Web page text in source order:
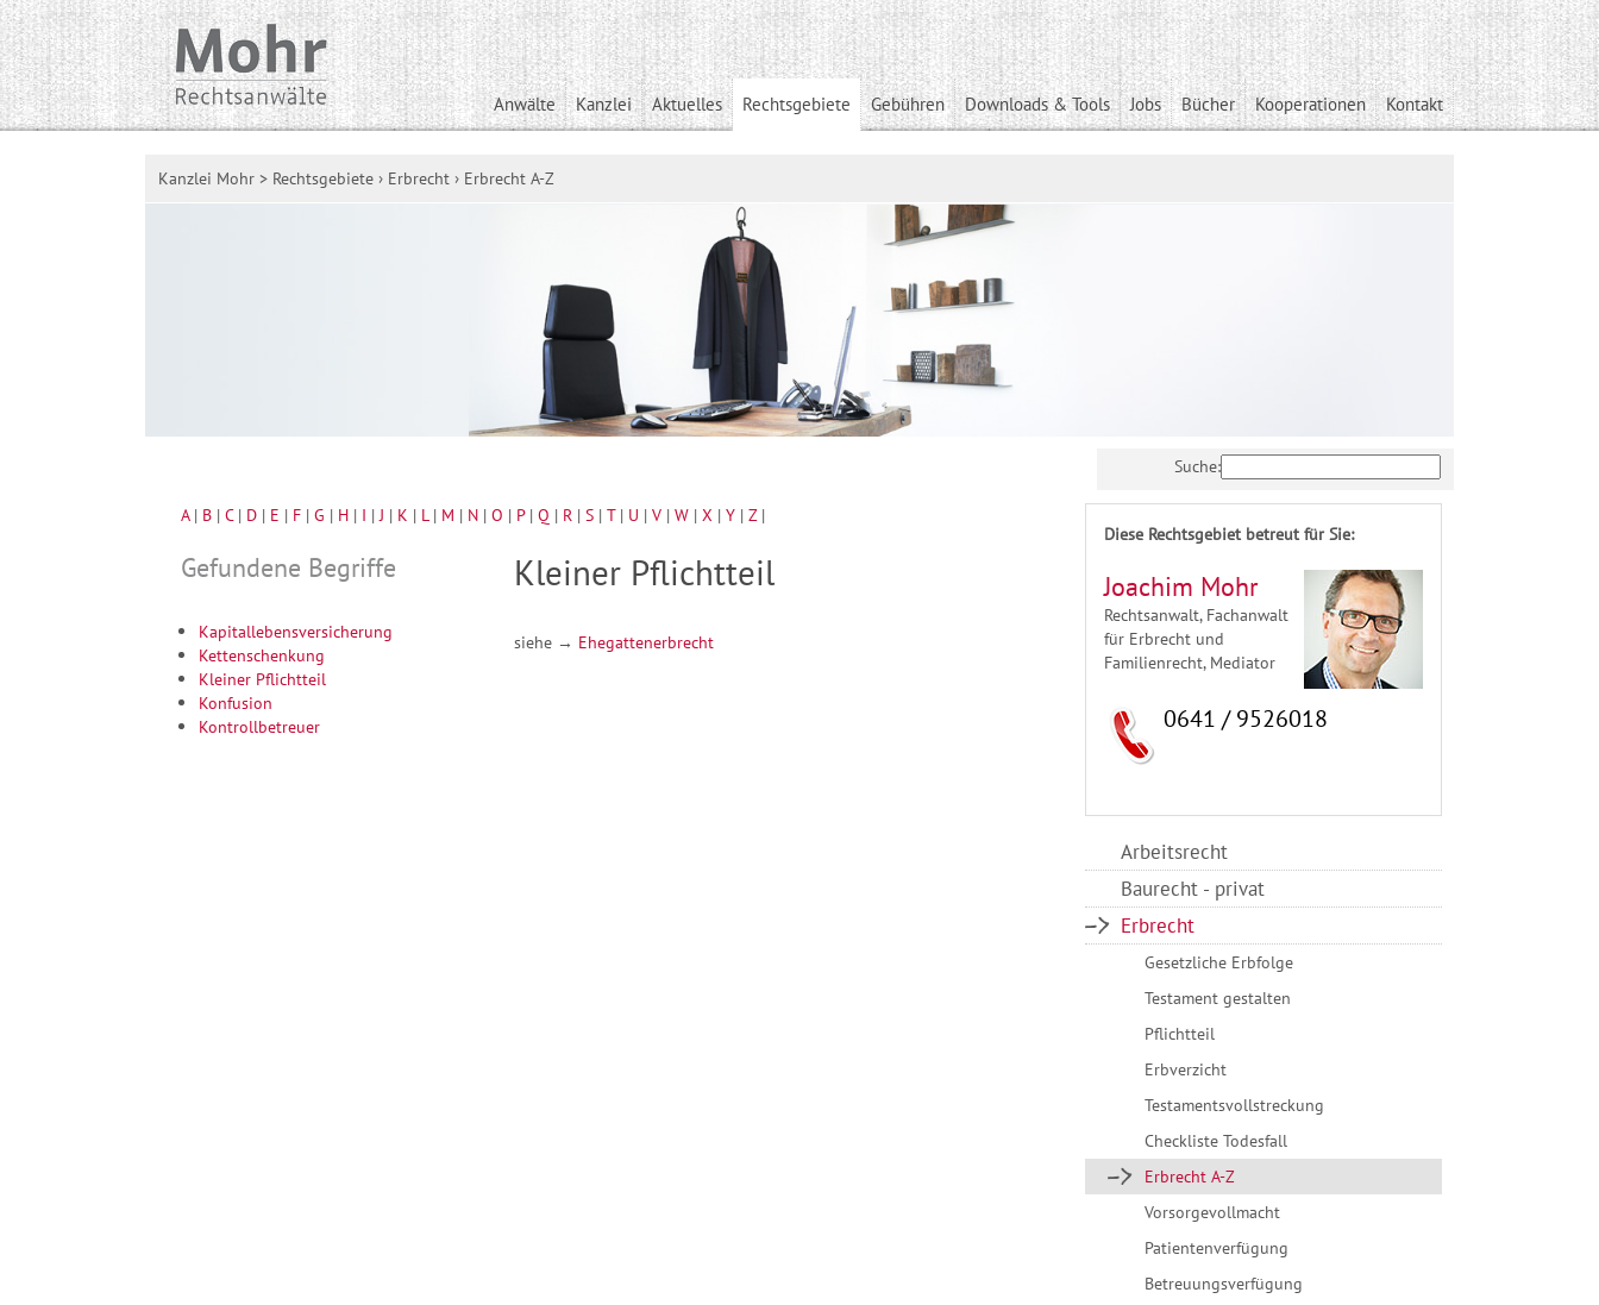
Anwälte Kanzlei Aktuelles Rechtsgebiete Gebühren Downloads & Tools Jobs Bücher Kooperationen Kontakt
Kanzlei Mohr > Rechtsgebiete › Erbrecht › Erbrecht A-Z
Suche:
A| B | C| D | E | F | G | H | I |J | K | L| M | N | O | P| Q | R | S | T| U | V | W | X | Y | Z|
Gefundene Begriffe
Kapitallebensversicherung
Kettenschenkung
Kleiner Pflichtteil
Konfusion
Kontrollbetreuer
Kleiner Pflichtteil
siehe → Ehegattenerbrecht
Diese Rechtsgebiet betreut für Sie:
Joachim Mohr
Rechtsanwalt, Fachanwalt
für Erbrecht und
Familienrecht, Mediator
0641 / 9526018
Arbeitsrecht
Baurecht - privat
Erbrecht
Gesetzliche Erbfolge
Testament gestalten
Pflichtteil
Erbverzicht
Testamentsvollstreckung
Checkliste Todesfall
Erbrecht A-Z
Vorsorgevollmacht
Patientenverfügung
Betreuungsverfügung